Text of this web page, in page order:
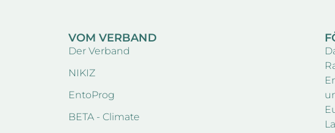
VOM VERBAND
Der Verband
NIKIZ
EntoProg
BETA - Climate